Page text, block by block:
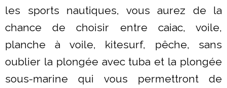
les sports nautiques, vous aurez de la
chance de choisir entre caiac, voile,
planche à voile, kitesurf, pêche, sans
oublier la plongée avec tuba et la plongée
sous-marine qui vous permettront de